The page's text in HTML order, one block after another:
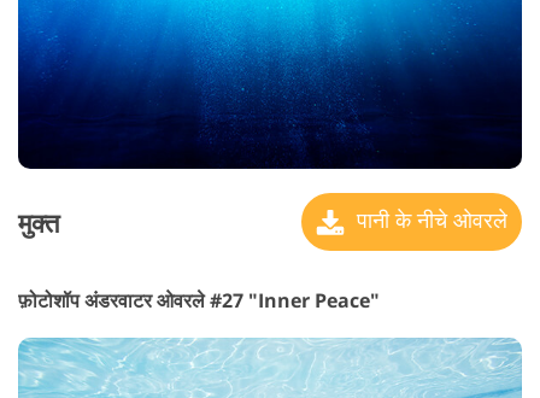
मुक्त पानी के नीचे ओवरले
फ़ोटोशॉप अंडरवाटर ओवरले #27 "Inner Peace"